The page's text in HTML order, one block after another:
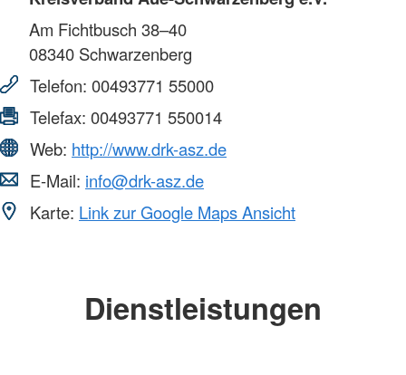
Am Fichtbusch 38–40
08340 Schwarzenberg
Telefon: 00493771 55000
Telefax: 00493771 550014
Web: http://www.drk-asz.de
E-Mail: info@drk-asz.de
Karte: Link zur Google Maps Ansicht
Dienstleistungen